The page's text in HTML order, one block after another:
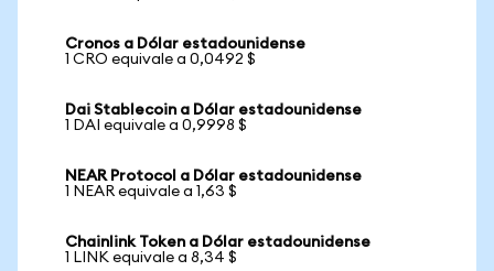
Cronos a Dólar estadounidense
1 CRO equivale a 0,0492 $
Dai Stablecoin a Dólar estadounidense
1 DAI equivale a 0,9998 $
NEAR Protocol a Dólar estadounidense
1 NEAR equivale a 1,63 $
Chainlink Token a Dólar estadounidense
1 LINK equivale a 8,34 $